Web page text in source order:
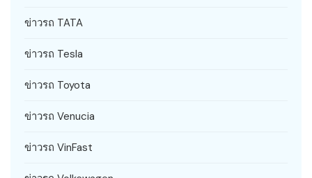
ข่าวรถ TATA
ข่าวรถ Tesla
ข่าวรถ Toyota
ข่าวรถ Venucia
ข่าวรถ VinFast